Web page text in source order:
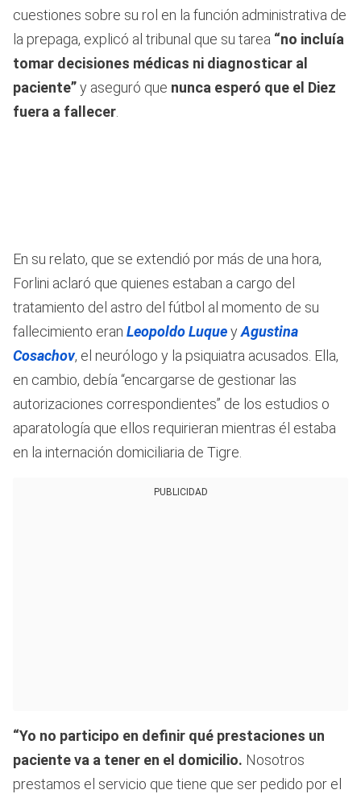
cuestiones sobre su rol en la función administrativa de
la prepaga, explicó al tribunal que su tarea “no incluía
tomar decisiones médicas ni diagnosticar al
paciente”y aseguró que nunca esperó que el Diez
fuera a fallecer
En su relato, que se extendió por más de una hora,
Forlini aclaró que quienes estaban a cargo del
tratamiento del astro del fútbol al momento de su
fallecimiento eran Leopoldo LuqueyAgustina
Cosachov, el neurólogo y la psiquiatra acusados. Ella,
en cambio, debía “encargarse de gestionar las
autorizaciones correspondientes” de los estudios o
aparatología que ellos requirieran mientras él estaba
en la internación domiciliaria de Tigre.
PUBLICIDAD
“Yo no participo en definir qué prestaciones un
pacienteva a tener en el domicilio. Nosotros
prestamos el servicio que tiene que ser pedido por el